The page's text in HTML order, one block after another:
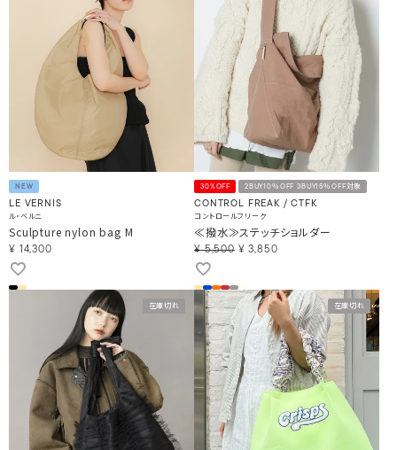
NEW
LE VERNIS
ル・ベルニ
Sculpture nylon bag M
¥ 14,300
30%OFF 2BUY10％OFF 3BUY15％OFF対象
CONTROL FREAK / CTFK
コントロールフリーク
≪撥水≫ステッチショルダー
¥ 5,500 ¥ 3,850
在庫切れ 在庫切れ